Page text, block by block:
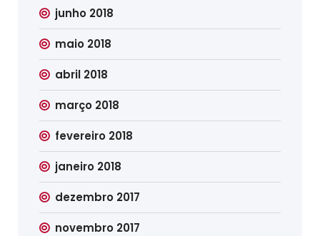
junho 2018
maio 2018
abril 2018
março 2018
fevereiro 2018
janeiro 2018
dezembro 2017
novembro 2017